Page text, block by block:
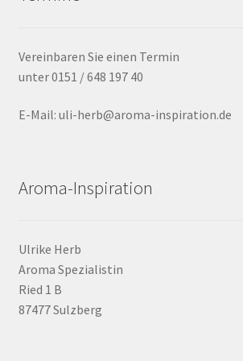
Versand und Rücksende Konditionen
Vereinbaren Sie einen Termin
unter 0151 / 648 197 40
E-Mail: uli-herb@aroma-inspiration.de
Aroma-Inspiration
Ulrike Herb
Aroma Spezialistin
Ried 1 B
87477 Sulzberg